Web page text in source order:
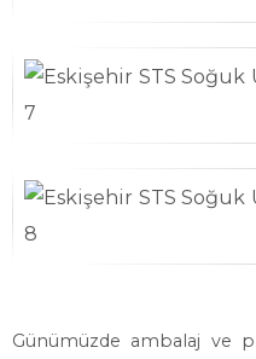
Günümüzde ambalaj ve